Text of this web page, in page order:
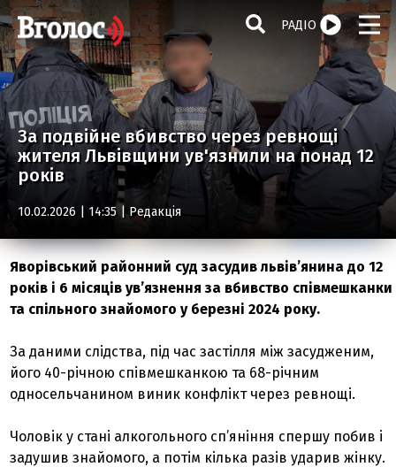
РАДІО
За подвійне вбивство через ревнощі
жителя Львівщини ув'язнили на понад 12
років
10.02.2026 | 14:35 |Редакція
Яворівський районний суд засудив львів’янина до 12
років і 6 місяців ув’язнення за вбивство співмешканки
та спільного знайомого у березні 2024 року.
За даними слідства, під час застілля між засудженим,
його 40-річною співмешканкою та 68-річним
односельчанином виник конфлікт через ревнощі.
Чоловік у стані алкогольного сп’яніння спершу побив і
задушив знайомого, а потім кілька разів ударив жінку.